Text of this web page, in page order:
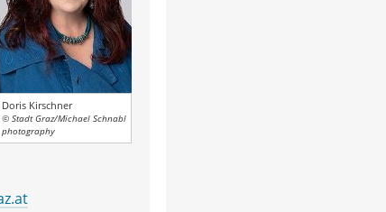
Doris Kirschner
© Stadt Graz/Michael Schnabl
photography